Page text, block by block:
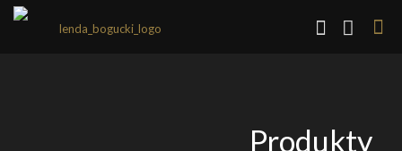
Produkty